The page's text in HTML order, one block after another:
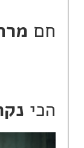
חם
הכי